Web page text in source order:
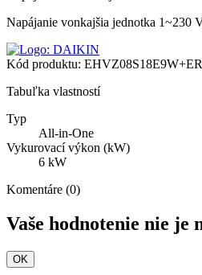
Napájanie vonkajšia jednotka 1~230
Kód produktu:
Tabuľka vlastností
Typ
All-in-One
Vykurovací výkon (kW)
6 kW
Komentáre (0)
Vaše hodnotenie nie je
OK